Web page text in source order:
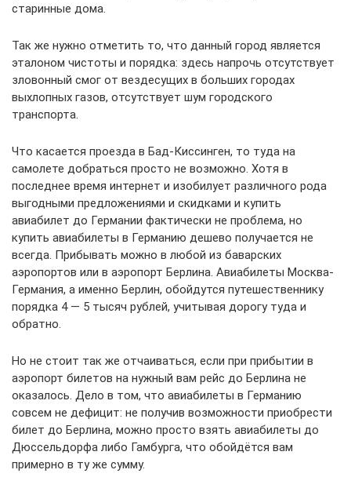
старинные дома.
Так же нужно отметить то, что данный город является
эталоном чистоты и порядка: здесь напрочь отсутствует
зловонный смог от вездесущих в больших городах
выхлопных газов, отсутствует шум городского
транспорта.
Что касается проезда в Бад-Киссинген, то туда на
самолете добраться просто не возможно. Хотя в
последнее время интернет и изобилует различного рода
выгодными предложениями и скидками и купить
авиабилет до Германии фактически не проблема, но
купить авиабилеты в Германию дешево получается не
всегда. Прибывать можно в любой из баварских
аэропортов или в аэропорт Берлина. Авиабилеты Москва-
Германия, а именно Берлин, обойдутся путешественнику
порядка 4 — 5 тысяч рублей, учитывая дорогу туда и
обратно.
Но не стоит так же отчаиваться, если при прибытии в
аэропорт билетов на нужный вам рейс до Берлина не
оказалось. Дело в том, что авиабилеты в Германию
совсем не дефицит: не получив возможности приобрести
билет до Берлина, можно просто взять авиабилеты до
Дюссельдорфа либо Гамбурга, что обойдётся вам
примерно в ту же сумму.